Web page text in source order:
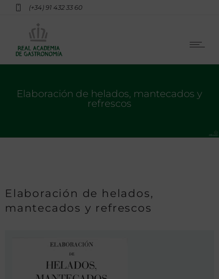
(+34) 91 432 33 60
Elaboración de helados, mantecados y
refrescos
Elaboración de helados,
mantecados y refrescos